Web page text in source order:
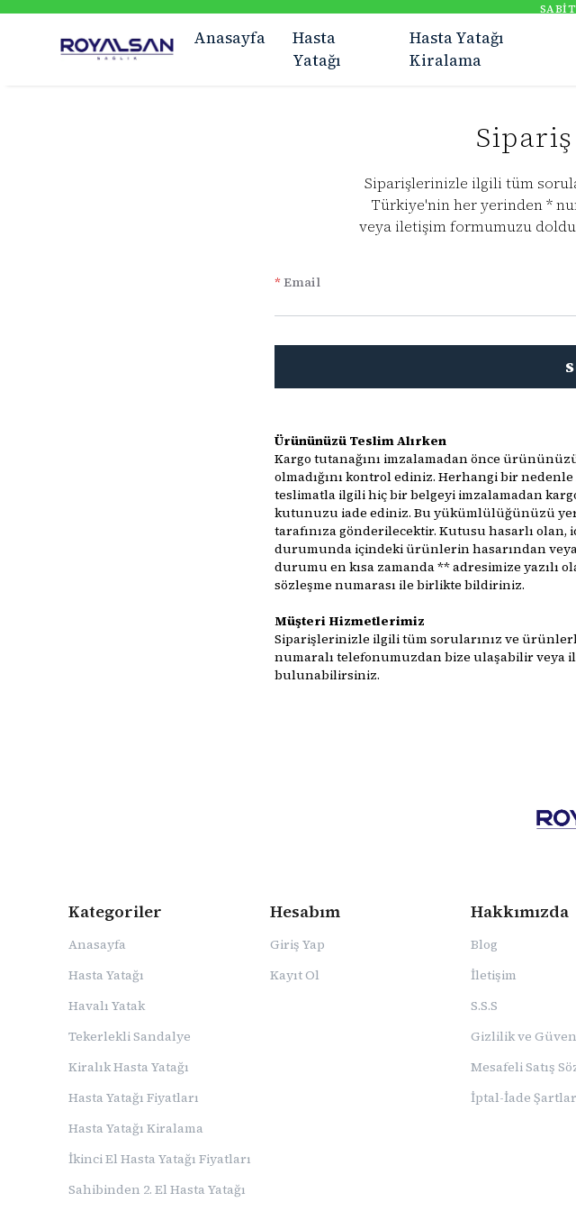
Anasayfa
Hasta
Yatağı
Hasta Yatağı
Kiralama
Siparişlerinizle ilgili tüm
Türkiye'nin her yerinden *
veya iletişim formumuzu
* Email
Ürününüzü Teslim Alırken
Kargo tutanağını imzalamadan önce
olmadığını kontrol ediniz. Herhangi bir
teslimatla ilgili hiç bir belgeyi imzalamadan
kutunuzu iade ediniz. Bu yükümlülüğünüzü
tarafınıza gönderilecektir. Kutusu hasarlı
durumunda içindeki ürünlerin hasarından
durumu en kısa zamanda ** adresimize yazılı
sözleşme numarası ile birlikte bildiriniz.
Müşteri Hizmetlerimiz
Siparişlerinizle ilgili tüm sorularınız ve
numaralı telefonumuzdan bize ulaşabilir veya
bulunabilirsiniz.
Kategoriler
Anasayfa
Hasta Yatağı
Havalı Yatak
Tekerlekli Sandalye
Kiralık Hasta Yatağı
Hasta Yatağı Fiyatları
Hasta Yatağı Kiralama
İkinci El Hasta Yatağı Fiyatları
Sahibinden 2. El Hasta Yatağı
Hesabım
Giriş Yap
Kayıt Ol
Hakkımızda
Blog
İletişim
S.S.S
Gizlilik ve
Mesafeli Satış
İptal-İade